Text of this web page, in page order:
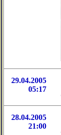
29.04.2005
05:17
28.04.2005
21:00